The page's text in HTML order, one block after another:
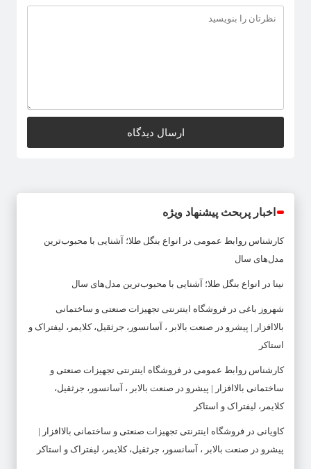
اخبار پربحث پیشنهاد ویژه
کارشناس روابط عمومی در
انواع بنگل طلا؛ آشنایی با محبوب‌ترین
مدل‌های سال
نینا در انواع بنگل طلا؛ آشنایی با محبوب‌ترین مدل‌های سال
شهروز باغی در فروشگاه اینترنتی تجهیزات صنعتی و ساختمانی
بالاافزار | پیشرو در صنعت بالابر ، آسانسور، جرثقیل، کلایمر، لیفتراک و
استاکر
کارشناس روابط عمومی در فروشگاه اینترنتی تجهیزات صنعتی و
ساختمانی بالاافزار | پیشرو در صنعت بالابر ، آسانسور، جرثقیل،
کلایمر، لیفتراک و استاکر
کاویانی در فروشگاه اینترنتی تجهیزات صنعتی و ساختمانی بالاافزار |
پیشرو در صنعت بالابر ، آسانسور، جرثقیل، کلایمر، لیفتراک و استاکر